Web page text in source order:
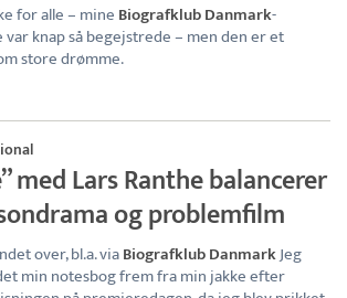
for alle – mine Biografklub Danmark-
knap så begejstrede – men den er et
store drømme.
med Lars Ranthe balancerer
og problemfilm
over, bl.a. viaBiografklub DanmarkJeg
min notesbog frem fra min jakke efter